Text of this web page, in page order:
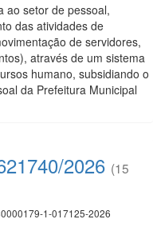
ao setor de pessoal,
das atividades de
de servidores,
através de um sistema
humano, subsidiando o
da Prefeitura Municipal
2026 (15
1-017125-2026